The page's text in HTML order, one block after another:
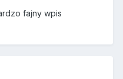
fajny wpis